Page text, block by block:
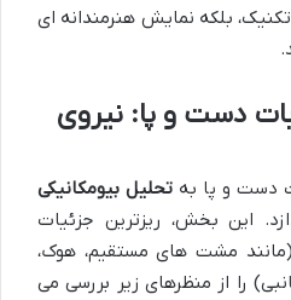
بلکه نمایش هنرمندانه ای
دست و پا: نیروی
دست و پا به تحلیل بیومکانیکی
این بخش، ریزترین جزئیات
مشت های مستقیم، هوک،
را از منظرهای زیر بررسی می